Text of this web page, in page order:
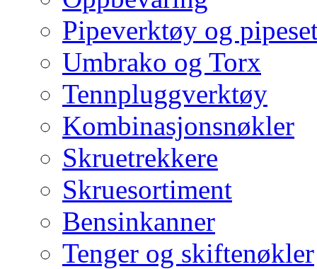
Pipeverktøy og
Umbrako og Torx
Tennpluggverktøy
Kombinasjonsnøkler
Skruetrekkere
Skruesortiment
Bensinkanner
Tenger og skiftenøkler